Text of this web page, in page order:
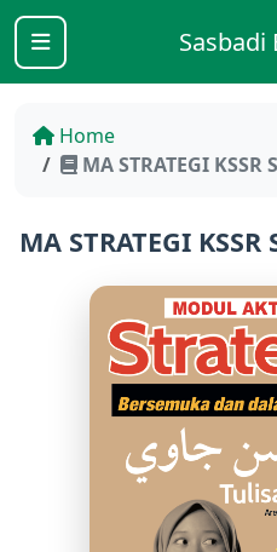
Sasbadi
Home
MA STRATEGI KSSR
MA STRATEGI